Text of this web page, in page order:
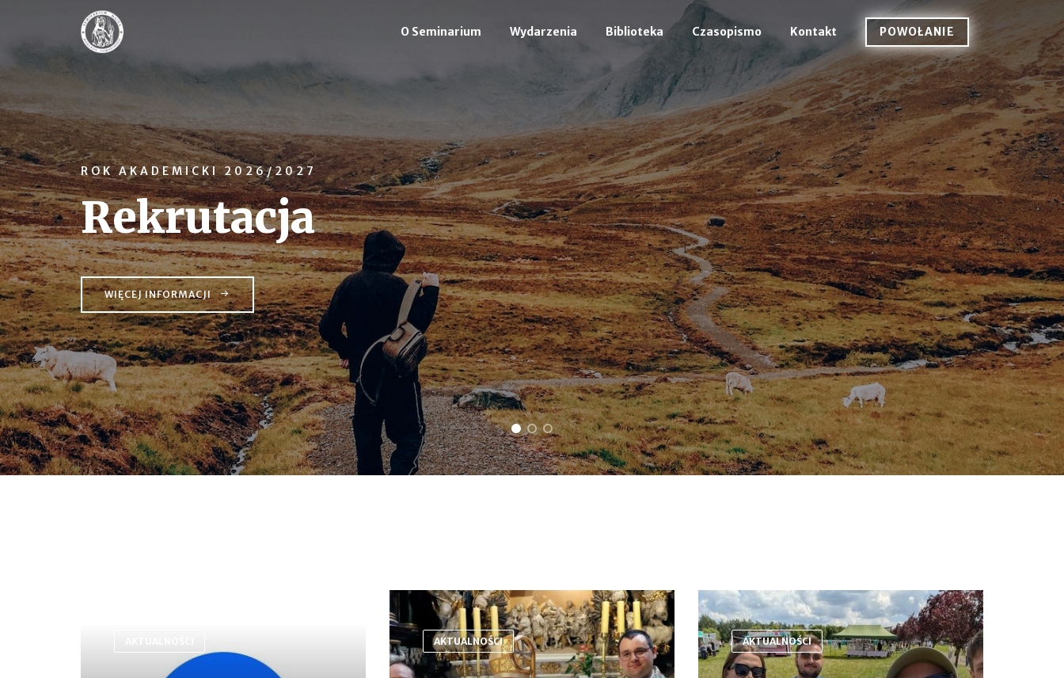
O Seminarium Wydarzenia Biblioteka Czasopismo Kontakt POWOŁANIE
ROK AKADEMICKI 2026/2027
Rekrutacja
WIĘCEJ INFORMACJI
AKTUALNOŚCI AKTUALNOŚCI